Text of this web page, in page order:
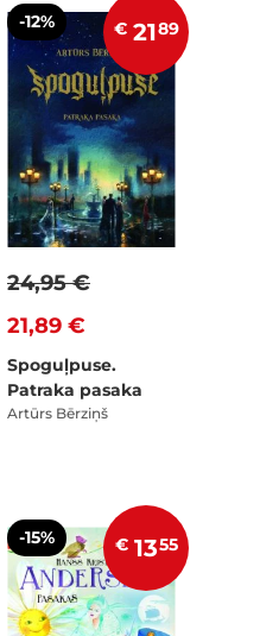
-12% € 2189
21,89 €
24,95 €
Spoguļpuse.
Patraka pasaka
Artūrs Bērziņš
-15% € 1355